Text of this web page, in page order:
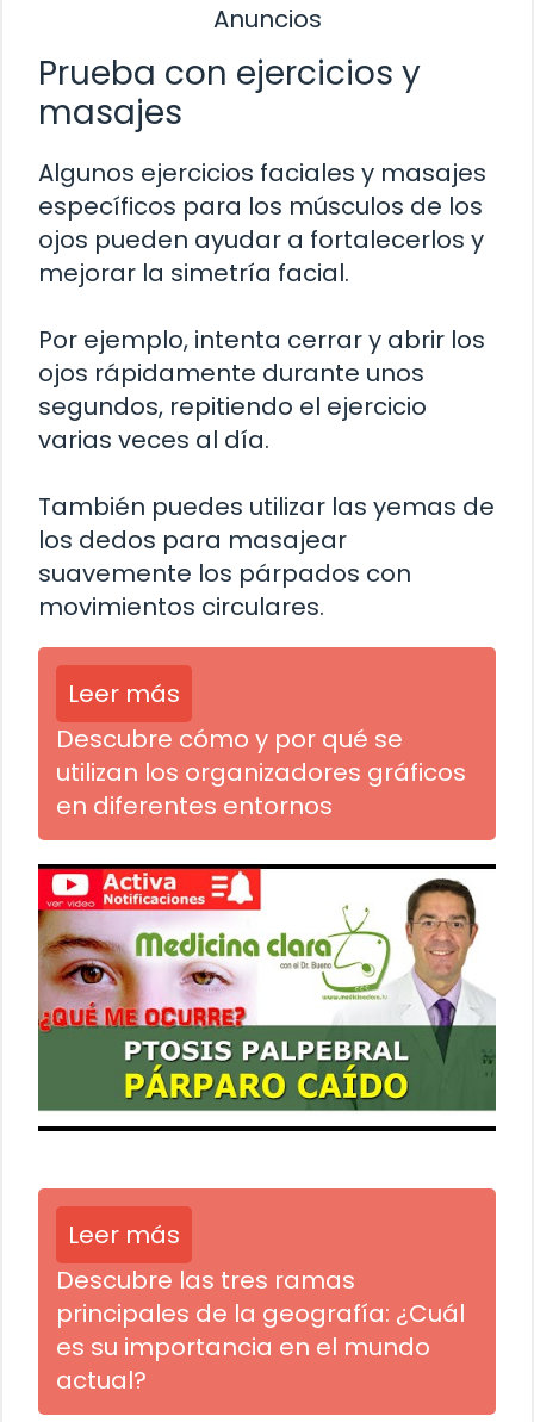
Anuncios
Prueba con ejercicios y
masajes
Algunos ejercicios faciales y masajes
específicos para los músculos de los
ojos pueden ayudar a fortalecerlos y
mejorar la simetría facial.
Por ejemplo, intenta cerrar y abrir los
ojos rápidamente durante unos
segundos, repitiendo el ejercicio
varias veces al día.
También puedes utilizar las yemas de
los dedos para masajear
suavemente los párpados con
movimientos circulares.
Leer más
Descubre cómo y por qué se
utilizan los organizadores gráficos
en diferentes entornos
Leer más
Descubre las tres ramas
principales de la geografía: ¿Cuál
es su importancia en el mundo
actual?